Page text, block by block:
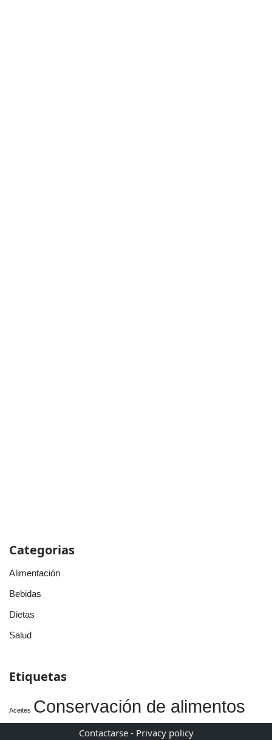
Categorias
Alimentación
Bebidas
Dietas
Salud
Etiquetas
Aceites Conservación de alimentos
Contactarse- Privacy policy